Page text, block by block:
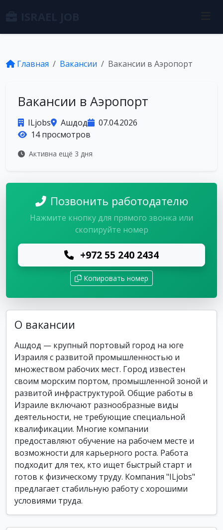
Главная Вакансии Вакансии в Аэропорт
Вакансии в Аэропорт
ILjobs Ашдод
07.04.2026
14 просмотров
Активна ещё 3 дня
Позвонить работодателю
Нажмите кнопку для прямого звонка или
скопируйте номер
+972 55 240 2434
Копировать номер
О вакансии
Ашдод — крупный портовый город на юге
Израиля с развитой промышленностью и
множеством рабочих мест. Город известен
своим морским портом, промышленной зоной и
развитой инфраструктурой. Общие работы в
Израиле включают разнообразные виды
деятельности, не требующие специальной
квалификации. Многие компании
предоставляют обучение на рабочем месте и
возможности для карьерного роста. Работа
подходит для тех, кто ищет быстрый старт и
готов к физическому труду. Компания "ILjobs"
предлагает стабильную работу с хорошими
условиями труда.